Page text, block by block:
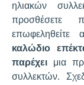
ηλιακών
προσθέσετε
καλώδιο
παρέχει μια
συλλεκτών.